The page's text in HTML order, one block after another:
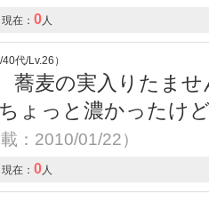
現在： 0人
代/Lv.26）
蕎麦の実入りたま
ょっと濃かったけ
：2010/01/22）
現在： 0人